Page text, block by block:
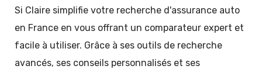
Si Claire simplifie votre recherche d'assurance auto
en France en vous offrant un comparateur expert et
facile à utiliser. Grâce à ses outils de recherche
avancés, ses conseils personnalisés et ses